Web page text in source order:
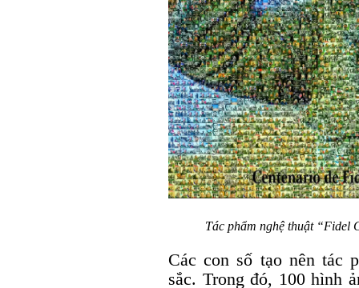
Tác phẩm nghệ thuật “Fidel
Các con số tạo nên tác
sắc. Trong đó, 100 hình